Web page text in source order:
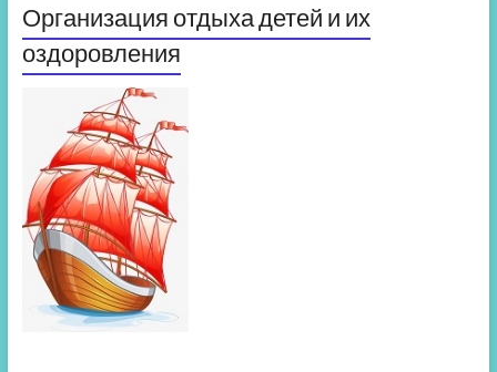
Организация отдыха детей и их
оздоровления